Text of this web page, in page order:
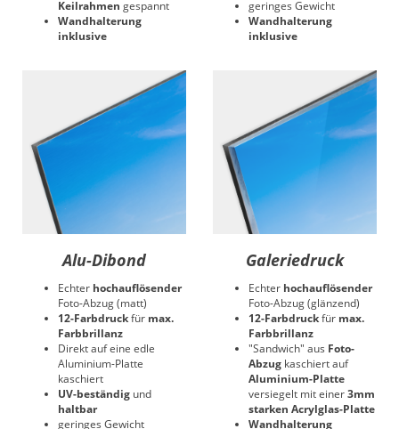
Keilrahmen gespannt
Wandhalterung
inklusive
geringes Gewicht
Wandhalterung
inklusive
Alu-Dibond
Echter hochauflösender
Foto-Abzug (matt)
12-Farbdruckfür max.
Farbbrillanz
Direkt auf eine edle
Aluminium-Platte
kaschiert
UV-beständig und
haltbar
geringes Gewicht
Galeriedruck
Echter hochauflösender
Foto-Abzug (glänzend)
12-Farbdruckfür max.
Farbbrillanz
"Sandwich" aus Foto-
Abzug kaschiert auf
Aluminium-Platte
versiegelt mit einer3mm
starken Acrylglas-Platte
Wandhalterung